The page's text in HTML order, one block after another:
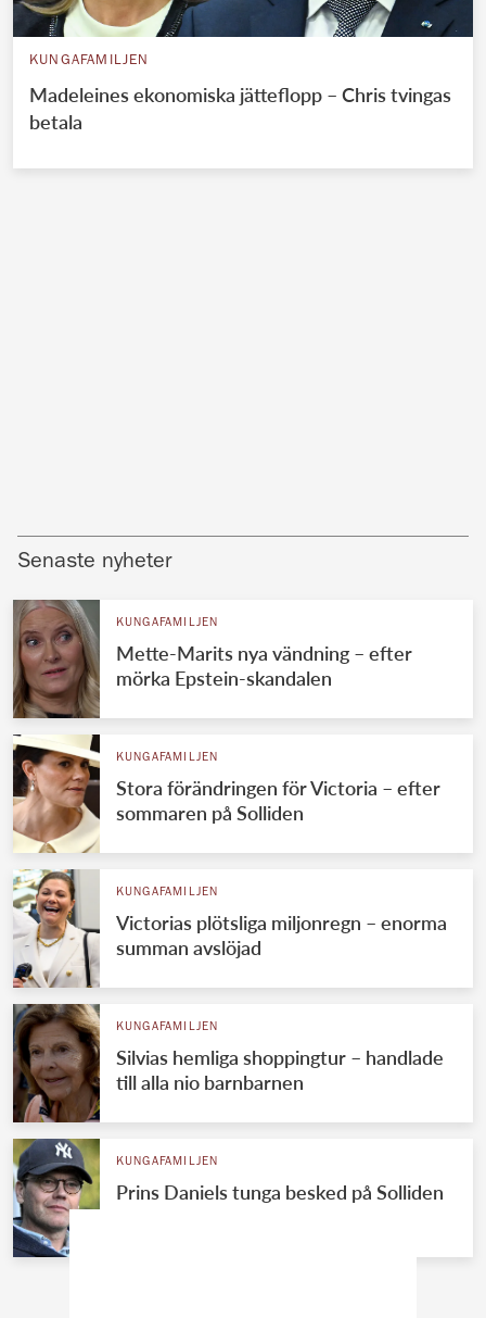
KUNGAFAMILJEN
Madeleines ekonomiska jätteflopp – Chris tvingas
betala
Senaste nyheter
KUNGAFAMILJEN
Mette-Marits nya vändning – efter
mörka Epstein-skandalen
KUNGAFAMILJEN
Stora förändringen för Victoria – efter
sommaren på Solliden
KUNGAFAMILJEN
Victorias plötsliga miljonregn – enorma
summan avslöjad
KUNGAFAMILJEN
Silvias hemliga shoppingtur – handlade
till alla nio barnbarnen
KUNGAFAMILJEN
Prins Daniels tunga besked på Solliden